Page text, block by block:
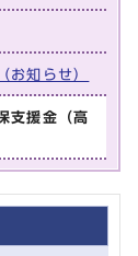
お知らせ）
支援金（高